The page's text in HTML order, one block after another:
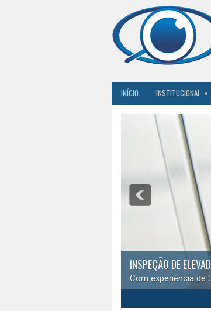
INÍCIO INSTITUCIONAL »
INSPEÇÃO DE ELEVADORES / LAUDO TÉCNICO
Com experiência de 32 anos em elevadores, a